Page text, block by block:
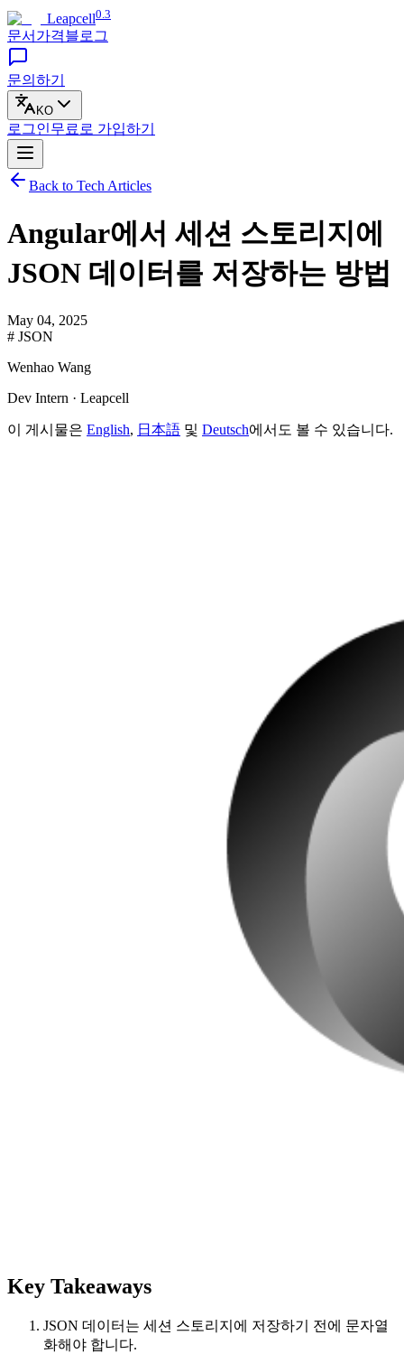
Leapcell0.3
문서 가격블로그
문의하기
KO
로그인무료로 가입하기
Back to Tech Articles
Angular에서 세션 스토리지에
JSON 데이터를 저장하는 방법
May 04, 2025
# JSON
Wenhao Wang
Dev Intern · Leapcell
이 게시물은 English, 日本語 및 Deutsch에서도 볼 수 있습니다.
Key Takeaways
JSON 데이터는 세션 스토리지에 저장하기 전에 문자열
화해야 합니다.